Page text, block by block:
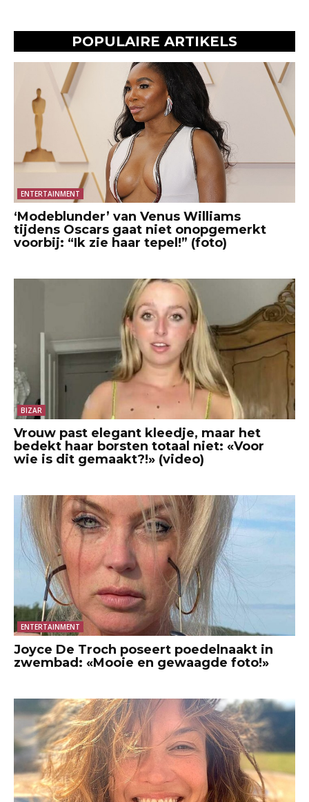
POPULAIRE ARTIKELS
ENTERTAINMENT
‘Modeblunder’ van Venus Williams
tijdens Oscars gaat niet onopgemerkt
voorbij: “Ik zie haar tepel!” (foto)
BIZAR
Vrouw past elegant kleedje, maar het
bedekt haar borsten totaal niet: «Voor
wie is dit gemaakt?!» (video)
ENTERTAINMENT
Joyce De Troch poseert poedelnaakt in
zwembad: «Mooie en gewaagde foto!»